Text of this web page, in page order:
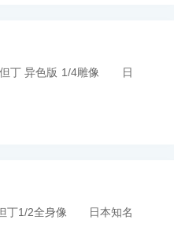
但丁 异色版 1/4雕像 日
丁1/2全身像 日本知名